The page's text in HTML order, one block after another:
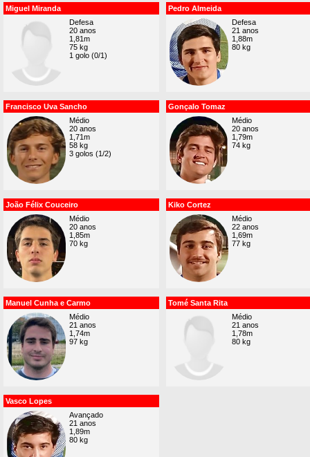
Miguel Miranda
Defesa
20 anos
1,81m
75 kg
1 golo (0/1)
Pedro Almeida
Defesa
21 anos
1,88m
80 kg
Francisco Uva Sancho
Médio
20 anos
1,71m
58 kg
3 golos (1/2)
Gonçalo Tomaz
Médio
20 anos
1,79m
74 kg
João Félix Couceiro
Médio
20 anos
1,85m
70 kg
Kiko Cortez
Médio
22 anos
1,69m
77 kg
Manuel Cunha e Carmo
Médio
21 anos
1,74m
97 kg
Tomé Santa Rita
Médio
21 anos
1,78m
80 kg
Vasco Lopes
Avançado
21 anos
1,89m
80 kg